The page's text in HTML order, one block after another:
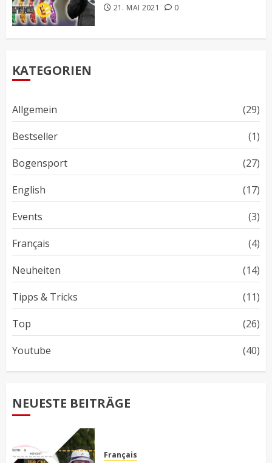
21. MAI 2021 0
KATEGORIEN
Allgemein
(29)
Bestseller
(1)
Bogensport
(27)
English
(17)
Events
(3)
Français
(4)
Neuheiten
(14)
Tipps & Tricks
(11)
Top
(26)
Youtube
(40)
NEUESTE BEITRÄGE
Français